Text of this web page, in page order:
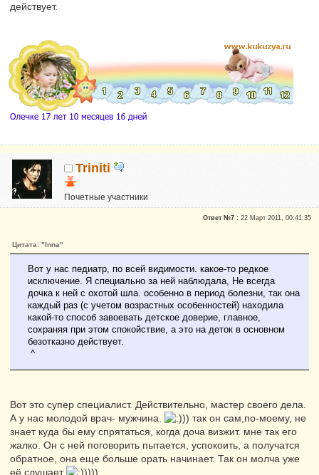
действует.
Triniti
Почетные участники
Ответ №7 :22 Март 2011, 00:41:35
Цитата: "Inna"
Вот у нас педиатр, по всей видимости. какое-то редкое
исключение. Я специально за ней наблюдала, Не всегда
дочка к ней с охотой шла. особенно в период болезни, так она
каждый раз (с учетом возрастных особенностей) находила
какой-то способ завоевать детское доверие, главное,
сохраняя при этом спокойствие, а это на деток в основном
безотказно действует.
^
Вот это супер специалист. Действительно, мастер своего дела.
А у нас молодой врач- мужчина.
) так он сам,по-моему, не
знает куда бы ему спрятаться, когда доча визжит. мне так его
жалко. Он с ней поговорить пытается, успокоить, а получатся
обратное, она еще больше орать начинает. Так он молча уже
её слушает
)))